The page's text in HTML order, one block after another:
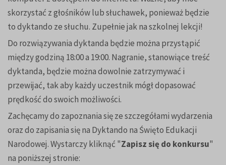
skorzystać z głośników lub słuchawek, ponieważ będzie
to dyktando ze słuchu. Zupełnie jak na szkolnej lekcji!
Do rozwiązywania dyktanda będzie można przystąpić
między godziną 18:00 a 19:00. Nagranie, stanowiące treść
dyktanda, będzie można dowolnie zatrzymywać i
przewijać, tak aby każdy uczestnik mógł dopasować
prędkość do swoich możliwości.
Zachęcamy do zapoznania się ze szczegółami wydarzenia
oraz do zapisania się na Dyktando na Święto Edukacji
Narodowej. Wystarczy kliknąć "Zapisz się do konkursu"
na poniższej stronie: